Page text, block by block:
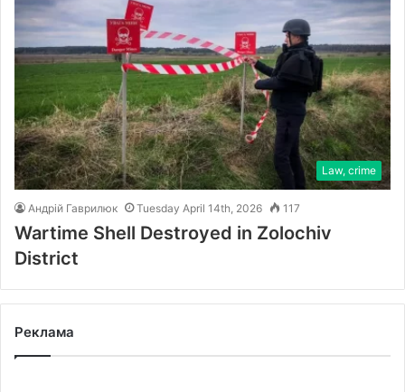
Law, crime
Андрій Гаврилюк Tuesday April 14th, 2026 117
Wartime Shell Destroyed in Zolochiv
District
Реклама